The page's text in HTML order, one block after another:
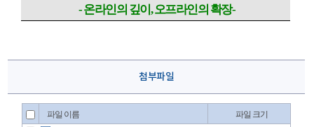
-온라인의 깊이 ,오프라인의 확장-
첨부파일